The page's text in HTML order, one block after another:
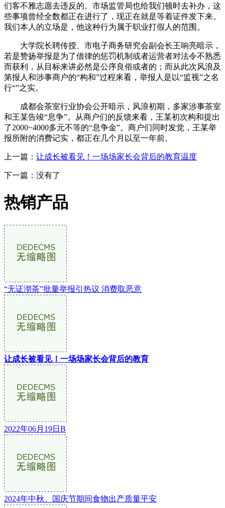
们客不雅志愿去违反的。市场监管局也给我们顿时去补办，这
些事项曾经全数都正在进行了，现正在就是等着证件发下来。
我们本人的立场是，他这种行为属于职业打假人的范围。
大学院长聘传授、市电子商务研究会副会长王响亮暗示，
若是赞扬举报是为了借律的惩罚机制或者运营者对法令不熟悉
而获利，从目标来讲必然是公序良俗或者的；而从此次风浪及
第报人和涉事商户的“构和”过程来看，举报人是以“监视”之名
行“”之实。
成都会茶室行业协会公开暗示，风浪初期，多家涉事茶室
和王某告竣“息争”。从商户们的反馈来看，王某初次构和提出
了2000~4000多元不等的“息争金”。商户们同时发觉，王某举
报所附的消费记实，都正在几个月以至一年前。
上一篇： 让成长被看见！一场场家长会背后的教育温度
下一篇：没有了
热销产品
“无证沏茶”批量举报引热议 消费取恶意
让成长被看见！一场场家长会背后的教育
2022年06月19日B
2024年中秋、国庆节期间食物出产质量平安